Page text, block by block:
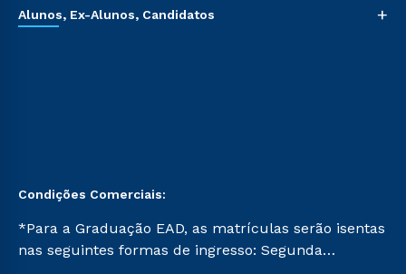
Alunos, Ex-Alunos, Candidatos +
Condições Comerciais:
*Para a Graduação EAD, as matrículas serão isentas
nas seguintes formas de ingresso: Segunda